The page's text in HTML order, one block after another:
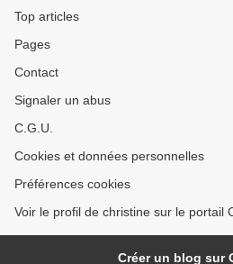
Top articles
Pages
Contact
Signaler un abus
C.G.U.
Cookies et données personnelles
Préférences cookies
Voir le profil de christine sur le portail
Créer un blog sur